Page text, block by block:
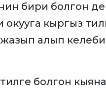
бири болгон
кыргыз
алып
болгон